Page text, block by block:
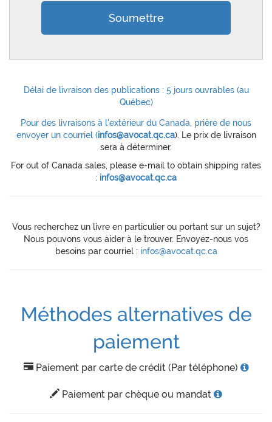
Délai de livraison des publications : 5 jours ouvrables (au
Québec)
Pour des livraisons à l'extérieur du Canada, prière de nous
envoyer un courriel (infos@avocat.qc.ca). Le prix de livraison
sera à déterminer.
For out of Canada sales, please e-mail to obtain shipping rates
: infos@avocat.qc.ca
Vous recherchez un livre en particulier ou portant sur un sujet?
Nous pouvons vous aider à le trouver. Envoyez-nous vos
besoins par courriel : infos@avocat.qc.ca
Méthodes alternatives de
paiement
Paiement par carte de crédit (Par téléphone)
Paiement par chèque ou mandat